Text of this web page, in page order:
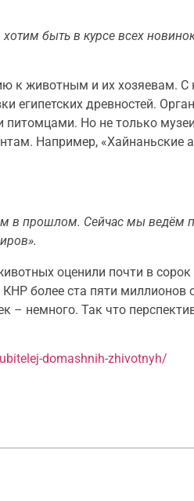
быть в курсе всех
к животным и их хозяевам.
египетских древностей.
Но не только
Например, «Хайнаньские
в прошлом. Сейчас мы ведём
оценили почти в
более ста пяти миллионов
– немного. Так что
domashnih-zhivotnyh/